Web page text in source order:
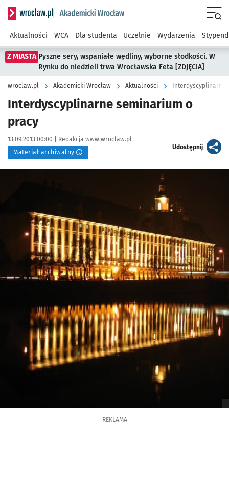
Serwis informacyjny wroclaw.pl podserwis: Akademicki
Aktualności WCA Dla studenta Uczelnie Wydarzenia
Z MIASTA Pyszne sery, wspaniałe wędliny, wyborne słodkości. W
Rynku do niedzieli trwa Wrocławska Feta [ZDJĘCIA]
wroclaw.pl Akademicki Wrocław Aktualności Interdyscyplinarne
Interdyscyplinarne seminarium o
pracy
Data publikacji:
13.09.2013 00:00 | Autor:
Redakcja www.wroclaw.pl
Materiał archiwalny
Udostępnijartykuł
REKLAMA